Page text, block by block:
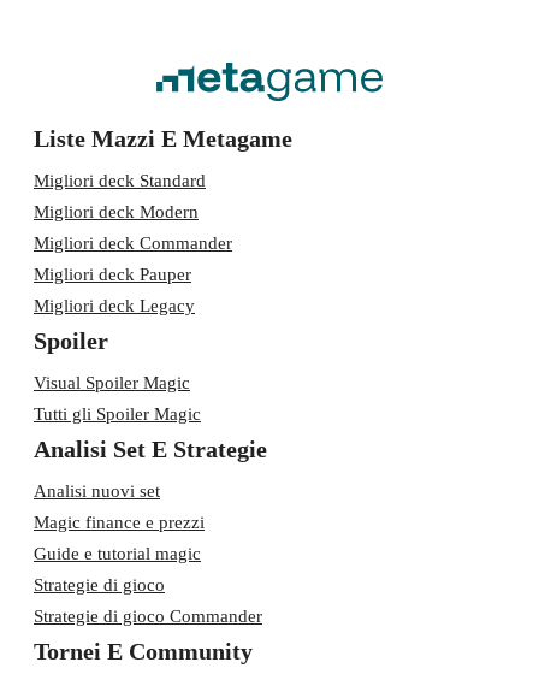
Liste Mazzi E Metagame
Migliori deck Standard
Migliori deck Modern
Migliori deck Commander
Migliori deck Pauper
Migliori deck Legacy
Spoiler
Visual Spoiler Magic
Tutti gli Spoiler Magic
Analisi Set E Strategie
Analisi nuovi set
Magic finance e prezzi
Guide e tutorial magic
Strategie di gioco
Strategie di gioco Commander
Tornei E Community